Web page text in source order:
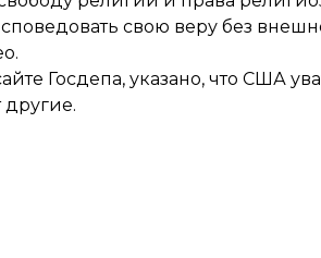
свою веру без
Госдепа, указано, что США
другие.